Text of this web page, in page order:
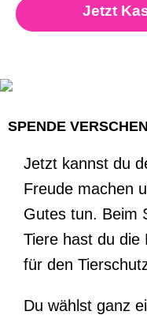
Jetzt
SPENDE
Jetzt kannst du
Freude machen
Gutes tun. Beim
Tiere hast du die
für den
Du wählst ganz